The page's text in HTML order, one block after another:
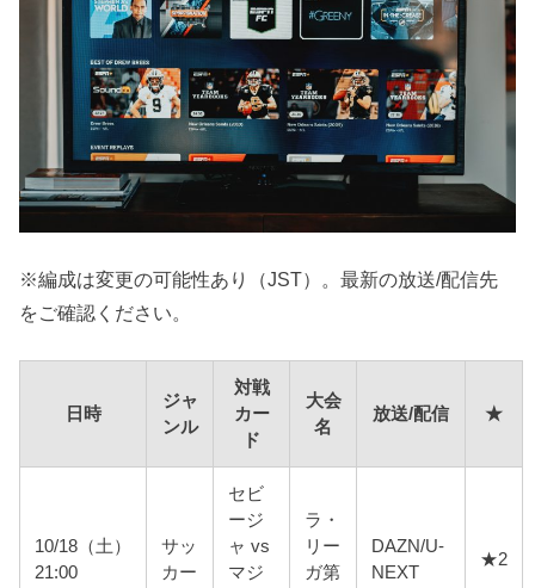
※編成は変更の可能性あり（JST）。最新の放送/配信先
をご確認ください。
日時
ジャ
ンル
対戦
カー
ド
大会
名
放送/配信 ★
10/18（土）
21:00
サッ
カー
セビ
ージ
ャ vs
マジ
ラ・
リー
ガ第
DAZN/U-
NEXT
★2